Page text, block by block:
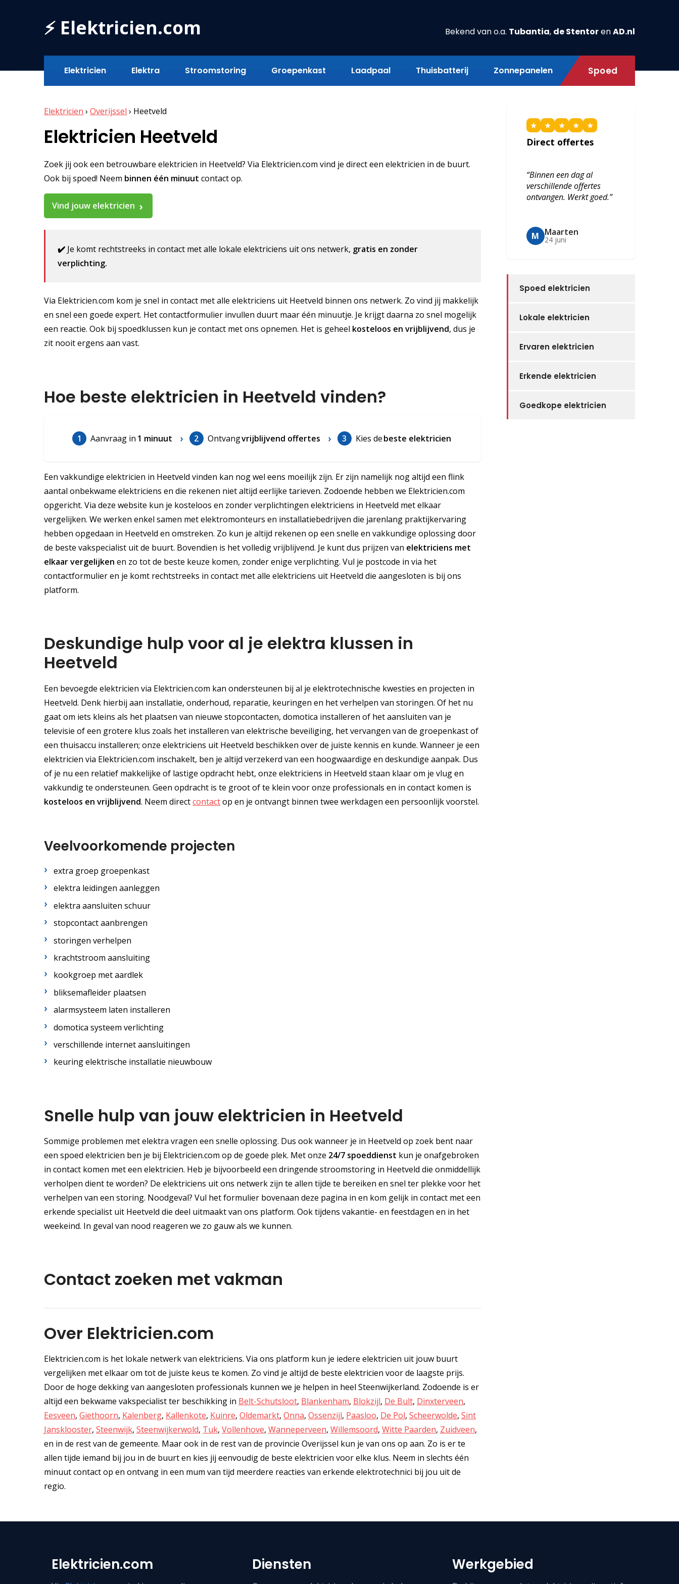
⚡ Elektricien.com Bekend van o.a. Tubantia, de StentorenAD.nl
Elektricien Elektra Stroomstoring Groepenkast Laadpaal Thuisbatterij Zonnepanelen Spoed
Elektricien › Overijssel › Heetveld
Elektricien Heetveld
Zoek jij ook een betrouwbare elektricien in Heetveld? Via Elektricien.com vind je direct een elektricien in de buurt.
Ook bij spoed! Neem binnen één minuut contact op.
Vind jouw elektricien
✔️ Je komt rechtstreeks in contact met alle lokale elektriciens uit ons netwerk, gratis en zonder
verplichting.
Via Elektricien.com kom je snel in contact met alle elektriciens uit Heetveld binnen ons netwerk. Zo vind jij makkelijk
en snel een goede expert. Het contactformulier invullen duurt maar één minuutje. Je krijgt daarna zo snel mogelijk
een reactie. Ook bij spoedklussen kun je contact met ons opnemen. Het is geheel kosteloos en vrijblijvend, dus je
zit nooit ergens aan vast.
Hoe beste elektricien in Heetveld vinden?
1 Aanvraag in 1 minuut 2 Ontvangvrijblijvend offertes 3 Kies debeste elektricien
Een vakkundige elektricien in Heetveld vinden kan nog wel eens moeilijk zijn. Er zijn namelijk nog altijd een flink
aantal onbekwame elektriciens en die rekenen niet altijd eerlijke tarieven. Zodoende hebben we Elektricien.com
opgericht. Via deze website kun je kosteloos en zonder verplichtingen elektriciens in Heetveld met elkaar
vergelijken. We werken enkel samen met elektromonteurs en installatiebedrijven die jarenlang praktijkervaring
hebben opgedaan in Heetveld en omstreken. Zo kun je altijd rekenen op een snelle en vakkundige oplossing door
de beste vakspecialist uit de buurt. Bovendien is het volledig vrijblijvend. Je kunt dus prijzen van elektriciens met
elkaar vergelijken en zo tot de beste keuze komen, zonder enige verplichting. Vul je postcode in via het
contactformulier en je komt rechtstreeks in contact met alle elektriciens uit Heetveld die aangesloten is bij ons
platform.
Deskundige hulp voor al je elektra klussen in
Heetveld
Een bevoegde elektricien via Elektricien.com kan ondersteunen bij al je elektrotechnische kwesties en projecten in
Heetveld. Denk hierbij aan installatie, onderhoud, reparatie, keuringen en het verhelpen van storingen. Of het nu
gaat om iets kleins als het plaatsen van nieuwe stopcontacten, domotica installeren of het aansluiten van je
televisie of een grotere klus zoals het installeren van elektrische beveiliging, het vervangen van de groepenkast of
een thuisaccu installeren; onze elektriciens uit Heetveld beschikken over de juiste kennis en kunde. Wanneer je een
elektricien via Elektricien.com inschakelt, ben je altijd verzekerd van een hoogwaardige en deskundige aanpak. Dus
of je nu een relatief makkelijke of lastige opdracht hebt, onze elektriciens in Heetveld staan klaar om je vlug en
vakkundig te ondersteunen. Geen opdracht is te groot of te klein voor onze professionals en in contact komen is
kosteloos en vrijblijvend. Neem directcontactop en je ontvangt binnen twee werkdagen een persoonlijk voorstel.
Veelvoorkomende projecten
extra groep groepenkast
elektra leidingen aanleggen
elektra aansluiten schuur
stopcontact aanbrengen
storingen verhelpen
krachtstroom aansluiting
kookgroep met aardlek
bliksemafleider plaatsen
alarmsysteem laten installeren
domotica systeem verlichting
verschillende internet aansluitingen
keuring elektrische installatie nieuwbouw
Snelle hulp van jouw elektricien in Heetveld
Sommige problemen met elektra vragen een snelle oplossing. Dus ook wanneer je in Heetveld op zoek bent naar
een spoed elektricien ben je bij Elektricien.com op de goede plek. Met onze 24/7 spoeddienst kun je onafgebroken
in contact komen met een elektricien. Heb je bijvoorbeeld een dringende stroomstoring in Heetveld die onmiddellijk
verholpen dient te worden? De elektriciens uit ons netwerk zijn te allen tijde te bereiken en snel ter plekke voor het
verhelpen van een storing. Noodgeval? Vul het formulier bovenaan deze pagina in en kom gelijk in contact met een
erkende specialist uit Heetveld die deel uitmaakt van ons platform. Ook tijdens vakantie- en feestdagen en in het
weekeind. In geval van nood reageren we zo gauw als we kunnen.
Contact zoeken met vakman
Over Elektricien.com
Elektricien.com is het lokale netwerk van elektriciens. Via ons platform kun je iedere elektricien uit jouw buurt
vergelijken met elkaar om tot de juiste keus te komen. Zo vind je altijd de beste elektricien voor de laagste prijs.
Door de hoge dekking van aangesloten professionals kunnen we je helpen in heel Steenwijkerland. Zodoende is er
altijd een bekwame vakspecialist ter beschikking in Belt-Schutsloot, Blankenham, Blokzijl, De Bult, Dinxterveen,
Eesveen, Giethoorn, Kalenberg, Kallenkote, Kuinre, Oldemarkt, Onna, Ossenzijl, Paasloo, De Pol, Scheerwolde, Sint
Jansklooster, Steenwijk, Steenwijkerwold, Tuk, Vollenhove, Wanneperveen, Willemsoord, Witte Paarden, Zuidveen,
en in de rest van de gemeente. Maar ook in de rest van de provincie Overijssel kun je van ons op aan. Zo is er te
allen tijde iemand bij jou in de buurt en kies jij eenvoudig de beste elektricien voor elke klus. Neem in slechts één
minuut contact op en ontvang in een mum van tijd meerdere reacties van erkende elektrotechnici bij jou uit de
regio.
★ ★ ★ ★ ★
Direct offertes
“Binnen een dag al
verschillende offertes
ontvangen. Werkt goed.”
M Maarten
24 juni
Spoed elektricien
Lokale elektricien
Ervaren elektricien
Erkende elektricien
Goedkope elektricien
Elektricien.com Diensten Werkgebied